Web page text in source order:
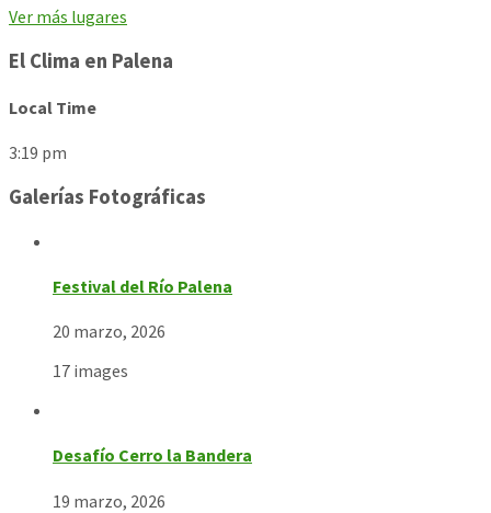
Ver más lugares
El Clima en Palena
Local Time
3:19 pm
Galerías Fotográficas
Festival del Río Palena
20 marzo, 2026
17 images
Desafío Cerro la Bandera
19 marzo, 2026